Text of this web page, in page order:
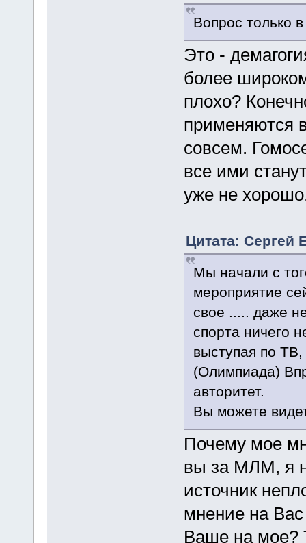
Вопрос только
Это -
более
плохо?
применяются
совсем.
все ими
уже не
Цитата: Сергей
Мы начали с
мероприятие
свое ..... даже
спорта ничего
выступая по ТВ,
(Олимпиада)
авторитет.
Вы можете
Почему мое
вы за МЛМ, я
источник
мнение на
Ваше на мое?